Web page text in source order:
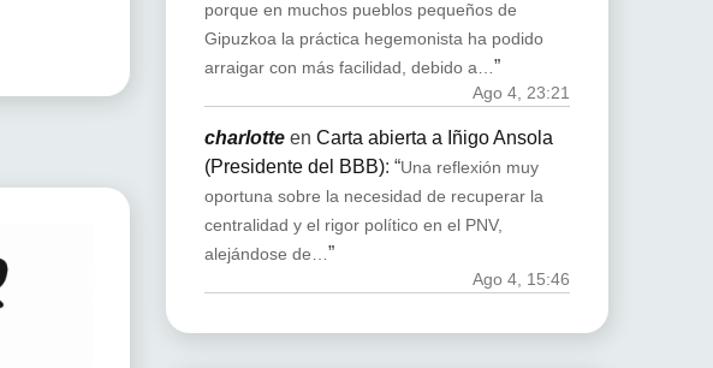
porque en muchos pueblos pequeños de
Gipuzkoa la práctica hegemonista ha podido
arraigar con más facilidad, debido a…”
Ago 4, 23:21
charlotteen Carta abierta a Iñigo Ansola
(Presidente del BBB): “Una reflexión muy
oportuna sobre la necesidad de recuperar la
centralidad y el rigor político en el PNV,
alejándose de…”
Ago 4, 15:46